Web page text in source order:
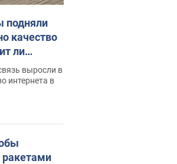
подняли
качество
ли
выросли в
интернета в
ракетами